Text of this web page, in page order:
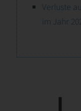
Verluste
im Jahr